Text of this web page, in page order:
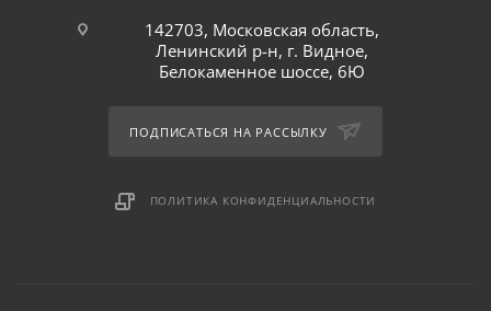
142703, Московская область,
Ленинский р-н, г. Видное,
Белокаменное шоссе, 6Ю
ПОДПИСАТЬСЯ НА РАССЫЛКУ
ПОЛИТИКА КОНФИДЕНЦИАЛЬНОСТИ